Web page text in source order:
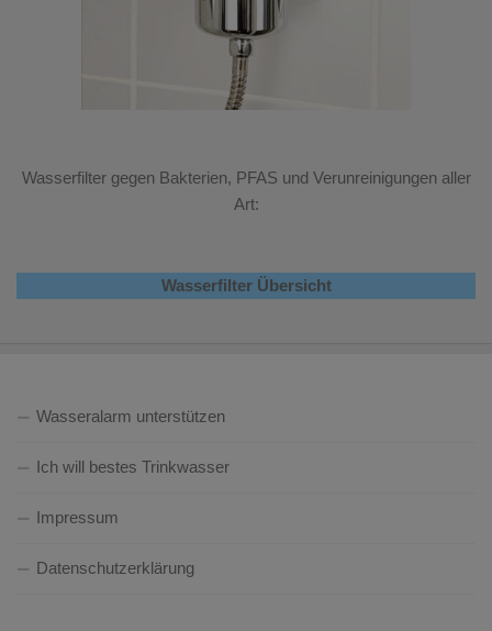
Wasserfilter gegen Bakterien, PFAS und Verunreinigungen aller
Art:
Wasserfilter Übersicht
Wasseralarm unterstützen
Ich will bestes Trinkwasser
Impressum
Datenschutzerklärung